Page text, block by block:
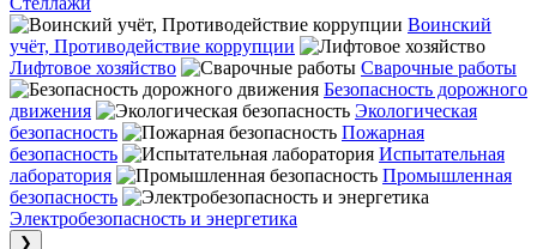
Воинский
учёт, Противодействие коррупции
Лифтовое хозяйство
Сварочные работы
Безопасность дорожного
движения
Экологическая
безопасность
Пожарная
безопасность
Испытательная
лаборатория
Промышленная
безопасность
Электробезопасность и энергетика
❯